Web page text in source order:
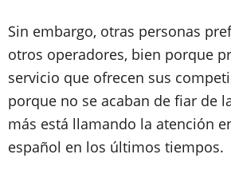
Sin embargo, otras personas
otros operadores, bien porque
servicio que ofrecen sus
porque no se acaban de fiar de
más está llamando la atención
español en los últimos tiempos.